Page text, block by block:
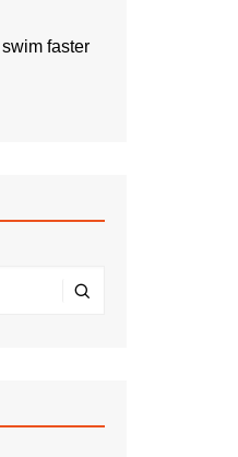
faster